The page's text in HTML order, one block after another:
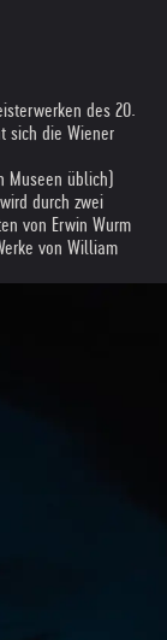
des 20.
sich die Wiener
Museen üblich)
durch zwei
von Erwin Wurm
von William